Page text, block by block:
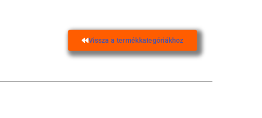
Vissza a termékkategóriákhoz